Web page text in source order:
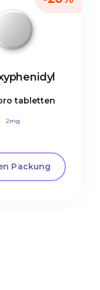
tabletten
2mg
Packung